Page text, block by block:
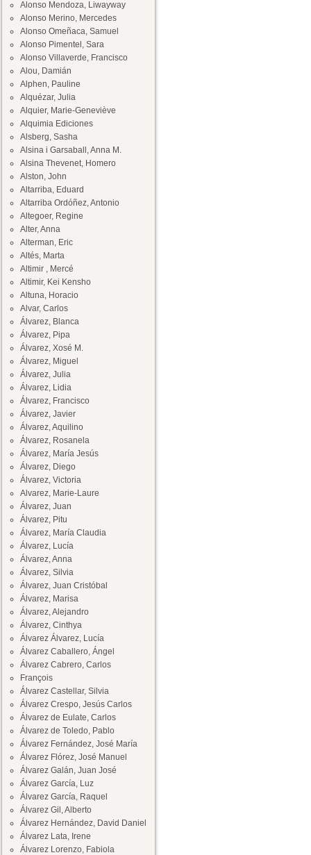
Alonso Mendoza, Liwayway
Alonso Merino, Mercedes
Alonso Omeñaca, Samuel
Alonso Pimentel, Sara
Alonso Villaverde, Francisco
Alou, Damián
Alphen, Pauline
Alquézar, Julia
Alquier, Marie-Geneviève
Alquimia Ediciones
Alsberg, Sasha
Alsina i Garsaball, Anna M.
Alsina Thevenet, Homero
Alston, John
Altarriba, Eduard
Altarriba Ordóñez, Antonio
Altegoer, Regine
Alter, Anna
Alterman, Eric
Altés, Marta
Altimir , Mercé
Altimir, Kei Kensho
Altuna, Horacio
Alvar, Carlos
Álvarez, Blanca
Álvarez, Pipa
Álvarez, Xosé M.
Álvarez, Miguel
Álvarez, Julia
Álvarez, Lidia
Álvarez, Francisco
Álvarez, Javier
Álvarez, Aquilino
Álvarez, Rosanela
Álvarez, María Jesús
Álvarez, Diego
Álvarez, Victoria
Alvarez, Marie-Laure
Álvarez, Juan
Álvarez, Pitu
Álvarez, María Claudia
Álvarez, Lucía
Álvarez, Anna
Álvarez, Silvia
Álvarez, Juan Cristóbal
Álvarez, Marisa
Álvarez, Alejandro
Álvarez, Cinthya
Álvarez Álvarez, Lucía
Álvarez Caballero, Ángel
Álvarez Cabrero, Carlos
François
Álvarez Castellar, Silvia
Álvarez Crespo, Jesús Carlos
Álvarez de Eulate, Carlos
Álvarez de Toledo, Pablo
Álvarez Fernández, José María
Álvarez Flórez, José Manuel
Álvarez Galán, Juan José
Álvarez García, Luz
Álvarez García, Raquel
Álvarez Gil, Alberto
Álvarez Hernández, David Daniel
Álvarez Lata, Irene
Álvarez Lorenzo, Fabiola